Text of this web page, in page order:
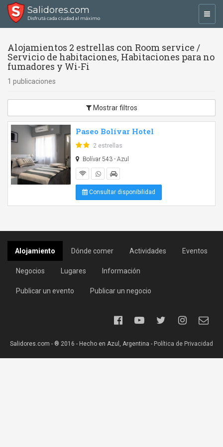
Salidores.com
Disfrutá cada ciudad al máximo
Alojamientos 2 estrellas con Room service /
Servicio de habitaciones, Habitaciones para no
fumadores y Wi-Fi
1 publicaciones
Mostrar filtros
Paseo Bolívar Hotel
2 estrellas
Bolívar 543 - Azul
Consultar disponibilidad
Alojamiento Dónde comer Actividades Eventos
Negocios Lugares Información
Publicar un evento Publicar un negocio
Salidores.com - ® 2016 - Hecho en Azul, Argentina - Política de Privacidad